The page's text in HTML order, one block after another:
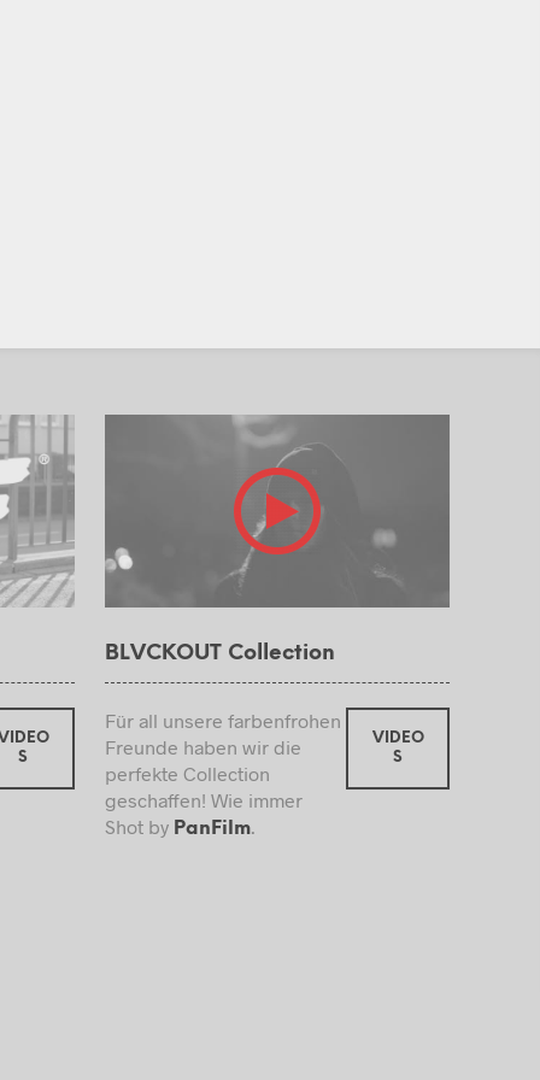
S
BLVCKOUT Collection
Für all unsere farbenfrohen
Freunde haben wir die
perfekte Collection
geschaffen! Wie immer
Shot by PanFilm.
VIDEO
S